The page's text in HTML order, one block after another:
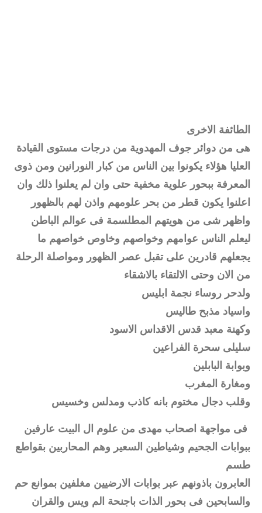
الطائفة الاخرى
هى من دوائر جوف المهدوية من درجات مستوى القيادة
العليا هؤلاء يكونوا بين الناس من كبار النورانين ومن ذوى
المعرفة ببحور علوية مخفية حتى وان لم يعلنوا ذلك وان
اعلنوا يكون قطر من بحر علومهم واذن لهم بالظهور
واظهر شى من هويتهم المطلسمة فى عوالم الباطن
ليعلم الناس عوامهم وخواصهم وخاوص خواصهم ما
يجعلهم قادرين على تقبل عصر الظهور ومواصلة الرحلة
من الان وحتى الالتقاء بالاشقاء
ولدحر روساء نجمة ابليس
واسياد مذبح طاليس
وكهنة معبد قدس الاقداس الاسود
سليلى سحرة الفراعين
وبوابة البابلين
ومغارة المغرب
وقلب دجال مختوم بانه كاذب ومدلس وخسيس
فى مواجهة اصحاب مهدى من علوم ال البيت عارفين
ببوابات الجحيم وشياطين السعير وهم المحاربين بقواطع
طسم
العابرون باذونهم عبر بوابات الارضيين مغلفين بموانع حم
والسابحين فى بحور الذات باجنحة الم ويس والقران